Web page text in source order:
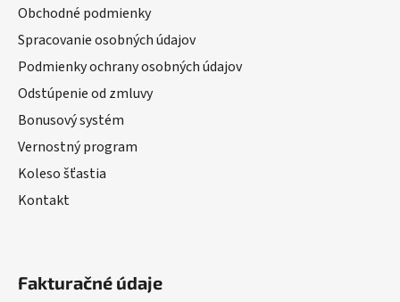
Obchodné podmienky
Spracovanie osobných údajov
Podmienky ochrany osobných údajov
Odstúpenie od zmluvy
Bonusový systém
Vernostný program
Koleso šťastia
Kontakt
Fakturačné údaje